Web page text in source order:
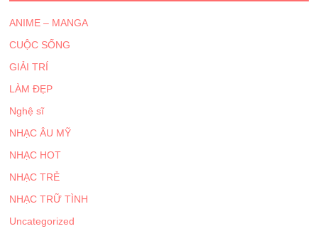
ANIME – MANGA
CUỘC SỐNG
GIẢI TRÍ
LÀM ĐẸP
Nghệ sĩ
NHẠC ÂU MỸ
NHẠC HOT
NHẠC TRẺ
NHẠC TRỮ TÌNH
Uncategorized